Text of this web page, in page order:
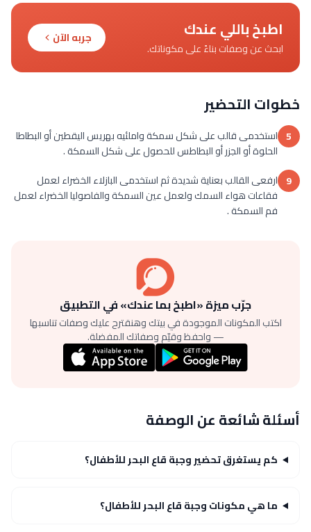
اطبخ باللي عندك
ابحث عن وصفات بناءً على مكوناتك.
جربه الآن
خطوات التحضير
5 استخدمى قالب على شكل سمكة واملئيه بهريس اليقطين أو البطاطا
الحلوة أو الجزر أو البطاطس للحصول على شكل السمكة .
9 ارفعى القالب بعناية شديدة ثم استخدمى البازلاء الخضراء لعمل
فقاعات هواء السمك ولعمل عين السمكة والفاصوليا الخضراء لعمل
فم السمكة .
جرّب ميزة «اطبخ بما عندك» في التطبيق
اكتب المكونات الموجودة في بيتك وهنقترح عليك وصفات تناسبها
— واحفظ وقيّم وصفاتك المفضلة.
أسئلة شائعة عن الوصفة
كم يستغرق تحضير وجبة قاع البحر للأطفال؟
ما هي مكونات وجبة قاع البحر للأطفال؟